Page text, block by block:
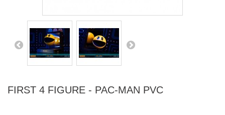
FIRST 4 FIGURE - PAC-MAN PVC